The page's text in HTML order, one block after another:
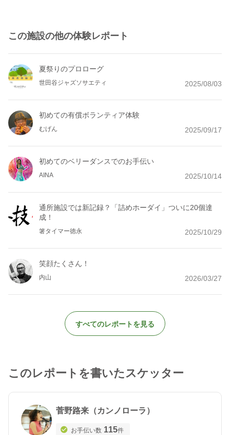
この施設の他の体験レポート
夏祭りのプロローグ
世田谷ジャズソサエティ 2025/08/03
初めての有償ボランティア体験
むげん 2025/09/17
初めてのベリーダンスでのお手伝い
AINA 2025/10/14
通所施設では新記録？「詰めホーダイ」ついに20個達
成！
箸タイマー徳永 2025/10/29
笑顔たくさん！
内山 2026/03/27
すべてのレポートを見る
このレポートを書いたスケッター
菅野路来（カンノローラ）
お手伝い数 115件